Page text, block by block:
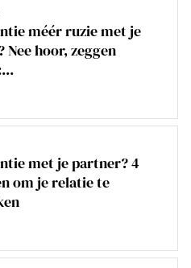
méér ruzie met je
hoor, zeggen
met je partner? 4
om je relatie te